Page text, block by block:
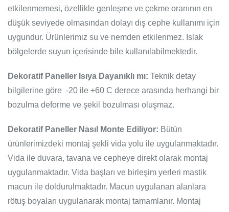
etkilenmemesi, özellikle genleşme ve çekme oranının en
düşük seviyede olmasından dolayı dış cephe kullanımı için
uygundur. Ürünlerimiz su ve nemden etkilenmez. Islak
bölgelerde suyun içerisinde bile kullanılabilmektedir.
Dekoratif Paneller Isıya Dayanıklı mı: Teknik detay
bilgilerine göre -20 ile +60 C derece arasında herhangi bir
bozulma deforme ve şekil bozulması oluşmaz.
Dekoratif Paneller Nasıl Monte Ediliyor: Bütün
ürünlerimizdeki montaj şekli vida yolu ile uygulanmaktadır.
Vida ile duvara, tavana ve cepheye direkt olarak montaj
uygulanmaktadır. Vida başları ve birleşim yerleri mastik
macun ile doldurulmaktadır. Macun uygulanan alanlara
rötuş boyaları uygulanarak montaj tamamlanır. Montaj